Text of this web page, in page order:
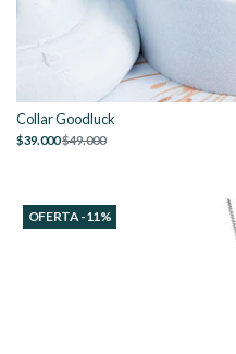
Collar Goodluck
$39.000$49.000
OFERTA -11%